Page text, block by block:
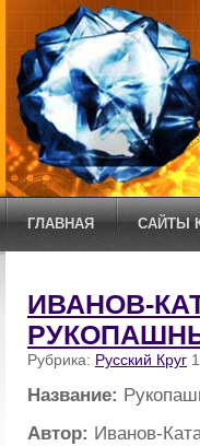
ГЛАВНАЯ САЙТЫ
ИВАНОВ-
Рубрика: Русский Круг
Название:
Автор: Иванов-